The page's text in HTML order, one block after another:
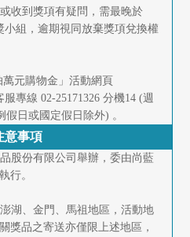
收到獎項有疑問，需最晚於
小組，逾期視同放棄獎項兌換權
元購物金」活動網頁
服專線 02-25171326 分機14 (週
假日或國定假日除外) 。
意事項
股份有限公司舉辦，委由尚藍
行。
湖、金門、馬祖地區，活動地
獎品之寄送亦僅限上述地區，